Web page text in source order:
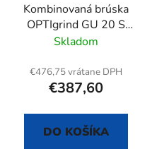
Kombinovaná brúska
OPTIgrind GU 20 S
(230 V)
Skladom
€476,75 vrátane DPH
€387,60
DO KOŠÍKA